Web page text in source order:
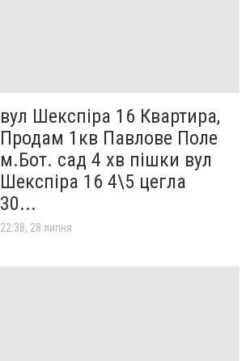
вул Шекспіра 16 Квартира,
Продам 1кв Павлове Поле
м.Бот. сад 4 хв пішки вул
Шекспіра 16 4\5 цегла
30...
22:38, 28 липня